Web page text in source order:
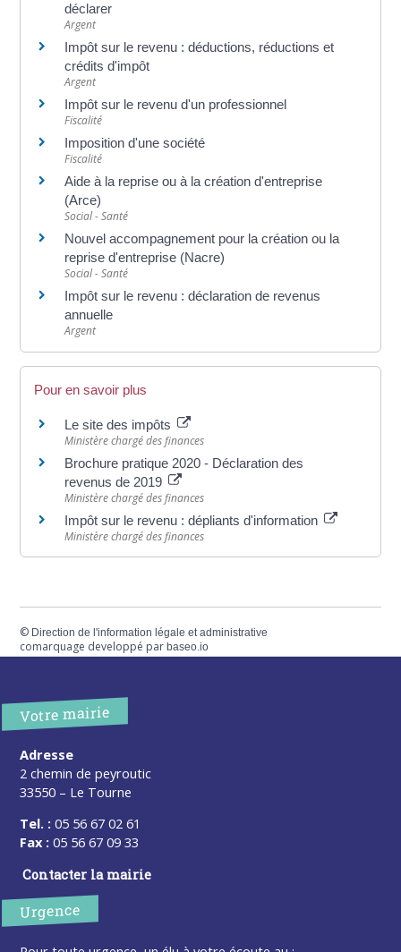
déclarer
Argent
Impôt sur le revenu : déductions, réductions et
crédits d'impôt
Argent
Impôt sur le revenu d'un professionnel
Fiscalité
Imposition d'une société
Fiscalité
Aide à la reprise ou à la création d'entreprise
(Arce)
Social - Santé
Nouvel accompagnement pour la création ou la
reprise d'entreprise (Nacre)
Social - Santé
Impôt sur le revenu : déclaration de revenus
annuelle
Argent
Pour en savoir plus
Le site des impôts
Ministère chargé des finances
Brochure pratique 2020 - Déclaration des
revenus de 2019
Ministère chargé des finances
Impôt sur le revenu : dépliants d'information
Ministère chargé des finances
© Direction de l'information légale et administrative
comarquage developpé parbaseo.io
Votre mairie
Adresse
2 chemin de peyroutic
33550 – Le Tourne
Tel. : 05 56 67 02 61
Fax : 05 56 67 09 33
Contacter la mairie
Urgence